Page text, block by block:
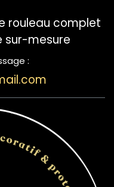
rouleau complet
sur-mesure
: